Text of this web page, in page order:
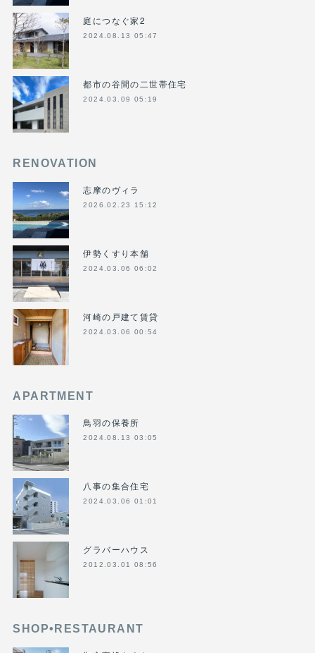
庭につなぐ家2
2024.08.13 05:47
都市の谷間の二世帯住宅
2024.03.09 05:19
RENOVATION
志摩のヴィラ
2026.02.23 15:12
伊勢くすり本舗
2024.03.06 06:02
河崎の戸建て賃貸
2024.03.06 00:54
APARTMENT
鳥羽の保養所
2024.08.13 03:05
八事の集合住宅
2024.03.06 01:01
グラバーハウス
2012.03.01 08:56
SHOP•RESTAURANT